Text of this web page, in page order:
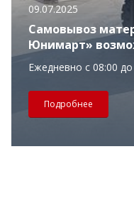
09.07.2025
Самовывоз
Юнимарт»
Ежедневно с 08:00 до
Подробнее